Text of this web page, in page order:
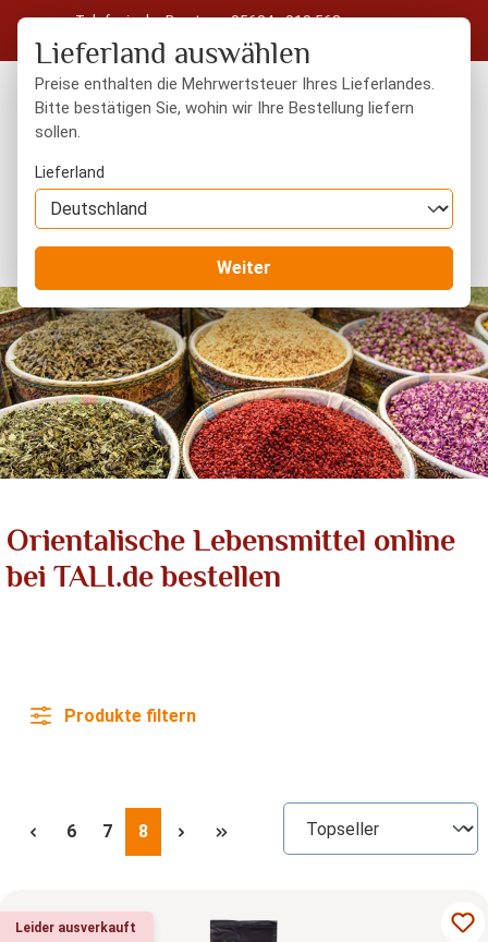
Zum Hauptinhalt springen
Telefonische Beratung: 05604 - 919 563
Kostenloser Versand in Deutschland ab 50 € Warenwert
Orientalische Lebensmittel online
bei TALI.de bestellen
Produkte filtern
Seite
6 Seite
7 Seite
8
Leider ausverkauft
Lieferland auswählen
Preise enthalten die Mehrwertsteuer Ihres Lieferlandes.
Bitte bestätigen Sie, wohin wir Ihre Bestellung liefern
sollen.
Lieferland
Weiter